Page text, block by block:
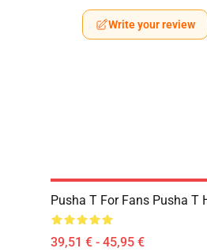
Write your review
Pusha T For Fans Pusha T
39,51 € - 45,95 €